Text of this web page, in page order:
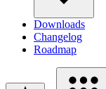
Downloads
Changelog
Roadmap